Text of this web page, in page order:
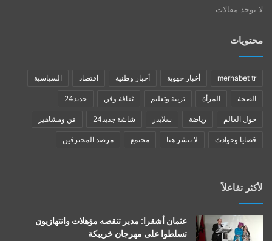
لا يوجد مقالات
محتويات
merhabet tr أخبار جهوية أخبار وطنية اقتصاد السياسية
الصحة المرأة تربية وتعليم ثقافة وفن جديد24
حول العالم رياضة سلايدر شاشة جديد24 فن ومشاهير
قضايا وحوادث لا تنشر هنا مجتمع مرصد المحترفين
لأكثر تفاعلاً
عثمان أشقرا: مدير تنقصه مؤهلات وانتهازيون
تسلطوا على مهرجان خريبكة